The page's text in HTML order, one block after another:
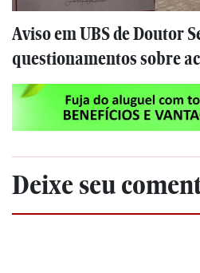
Aviso em UBS de Doutor
questionamentos sobre
Deixe seu